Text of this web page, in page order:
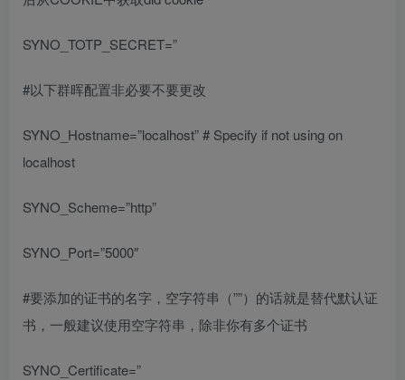
SYNO_TOTP_SECRET=”
#以下群晖配置非必要不要更改
SYNO_Hostname=”localhost” # Specify if not using on
localhost
SYNO_Scheme=”http”
SYNO_Port=”5000″
#要添加的证书的名字，空字符串（””）的话就是替代默认证
书，一般建议使用空字符串，除非你有多个证书
SYNO_Certificate=”